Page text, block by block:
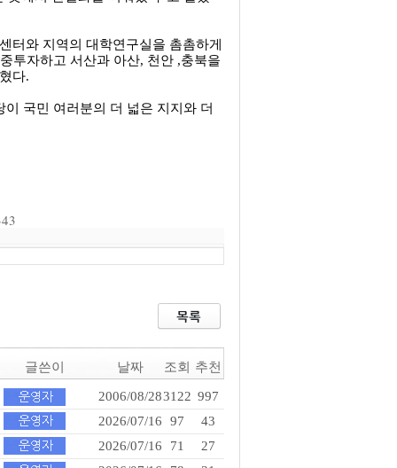
터와 지역의 대학연구실을 촘촘하게
투자하고 서산과 아산, 천안 ,충북을
다.
국민 여러분의 더 넓은 지지와 더
글쓴이 날짜 조회 추천
2006/08/283122 997
2026/07/16
97
43
2026/07/16
71
27